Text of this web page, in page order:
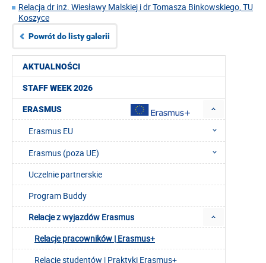
AKTUALNOŚCI
STAFF WEEK 2026
ERASMUS
Erasmus EU
Erasmus (poza UE)
Uczelnie partnerskie
Program Buddy
Relacje z wyjazdów Erasmus
Relacje pracowników | Erasmus+
Relacje studentów | Praktyki Erasmus+
Relacja dr inż. Wiesławy Malskiej i dr Tomasza Binkowskiego, TU
Koszyce
Powrót do listy galerii